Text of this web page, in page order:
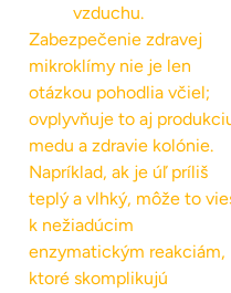
vzduchu.
Zabezpečenie zdravej
mikroklímy nie je len
otázkou pohodlia včiel;
ovplyvňuje to aj
medu a zdravie kolónie.
Napríklad, ak je úľ príliš
teplý a vlhký, môže to
k nežiadúcim
enzymatickým reakciám,
ktoré skomplikujú